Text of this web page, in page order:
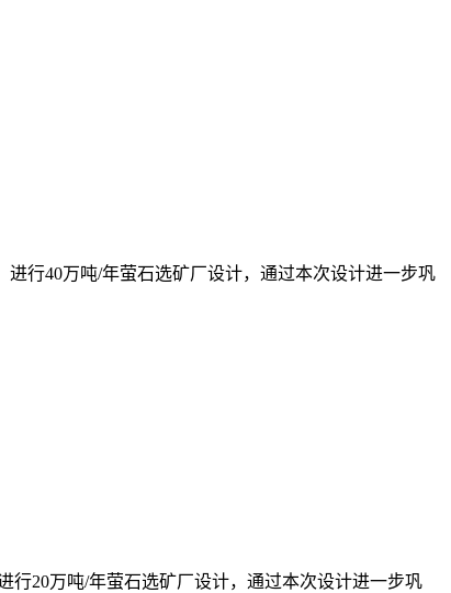
行40万吨/年萤石选矿厂设计，通过本次设计进一步巩
行20万吨/年萤石选矿厂设计，通过本次设计进一步巩